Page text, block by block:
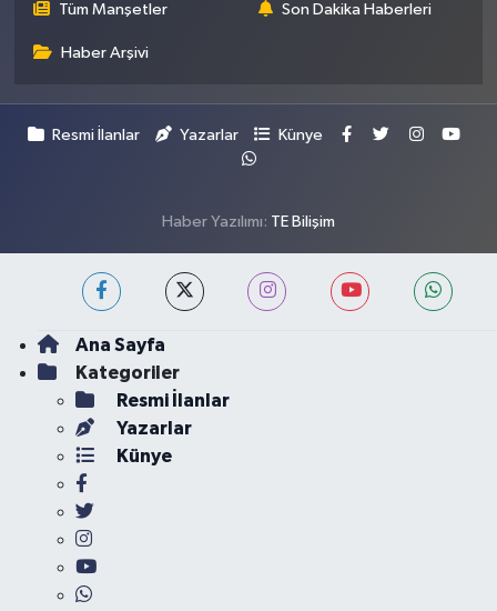
Tüm Manşetler Son Dakika Haberleri
Haber Arşivi
Resmi İlanlar Yazarlar Künye
Haber Yazılımı: TE Bilişim
Ana Sayfa
Kategoriler
Resmi İlanlar
Yazarlar
Künye